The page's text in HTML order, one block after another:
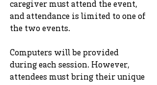
caregiver must attend the event,
and attendance is limited to one of
the two events.
Computers will be provided
during each session. However,
attendees must bring their unique